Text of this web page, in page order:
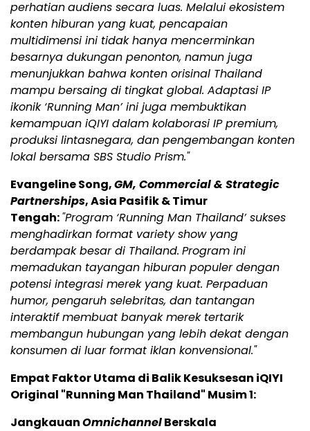
perhatianaudiens secara luas. Melalui ekosistem
konten hiburan yang kuat, pencapaian
multidimensi ini tidak hanya mencerminkan
besarnya dukungan penonton, namun juga
menunjukkan bahwa konten orisinal Thailand
mampu bersaing di tingkat global. Adaptasi IP
ikonik ‘Running Man’ ini juga membuktikan
kemampuan iQIYI dalam kolaborasi IP premium,
produksi lintasnegara, dan pengembangan konten
lokal bersama SBS Studio Prism."
Evangeline Song,GM, Commercial & Strategic
Partnerships, Asia Pasifik & Timur
Tengah:"Program ‘Running Man Thailand’ sukses
menghadirkan format variety show yang
berdampak besar di Thailand. Program ini
memadukan tayangan hiburan populer dengan
potensi integrasi merek yang kuat. Perpaduan
humor, pengaruh selebritas, dan tantangan
interaktif membuat banyak merek tertarik
membangun hubungan yang lebih dekat dengan
konsumen di luar format iklan konvensional."
Empat Faktor Utama di Balik Kesuksesan iQIYI
Original "Running Man Thailand" Musim 1:
JangkauanOmnichannelBerskala